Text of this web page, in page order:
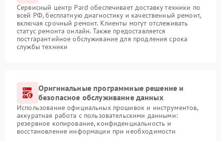
Сервисный центр Pard обеспечивает доставку техники по
всей РФ, бесплатную диагностику и качественный ремонт,
включая срочный ремонт. Клиенты могут отслеживать
статус ремонта онлайн. Также предоставляется
постгарантийное обслуживание для продления срока
службы техники
Оригинальные программные решение и
безопасное обслуживание данных
Использование официальных прошивок и инструментов,
аккуратная работа с пользовательскими данными:
резервное копирование, конфиденциальность и
восстановление информации при необходимости